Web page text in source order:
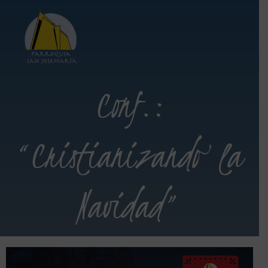
Conf.:
“Cristianizando la
Navidad”